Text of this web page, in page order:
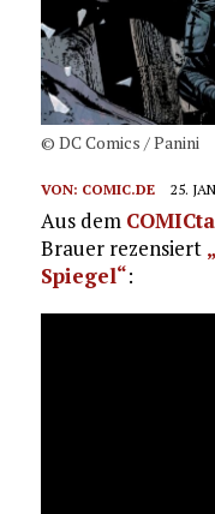
© DC Comics / Panini
VON: COMIC.DE 25.
Aus dem
Brauer rezensiert
Spiegel“: